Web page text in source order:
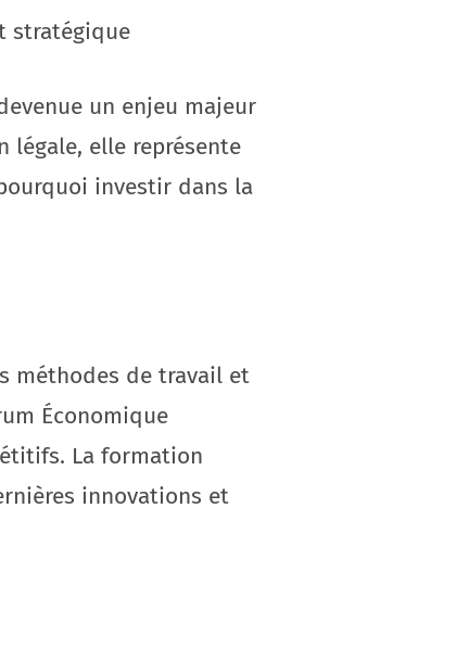
stratégique
un enjeu majeur
légale, elle représente
investir dans la
méthodes de travail et
Économique
La formation
innovations et